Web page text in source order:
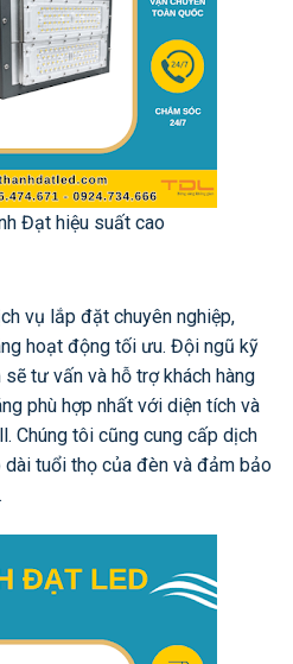
Đạt hiệu suất cao
vụ lắp đặt chuyên nghiệp,
hoạt động tối ưu. Đội ngũ kỹ
tư vấn và hỗ trợ khách hàng
phù hợp nhất với diện tích và
Chúng tôi cũng cung cấp dịch
tuổi thọ của đèn và đảm bảo